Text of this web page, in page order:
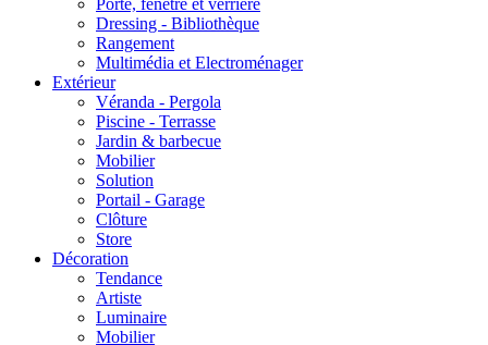
Porte, fenêtre et verrière
Dressing - Bibliothèque
Rangement
Multimédia et Electroménager
Extérieur
Véranda - Pergola
Piscine - Terrasse
Jardin & barbecue
Mobilier
Solution
Portail - Garage
Clôture
Store
Décoration
Tendance
Artiste
Luminaire
Mobilier